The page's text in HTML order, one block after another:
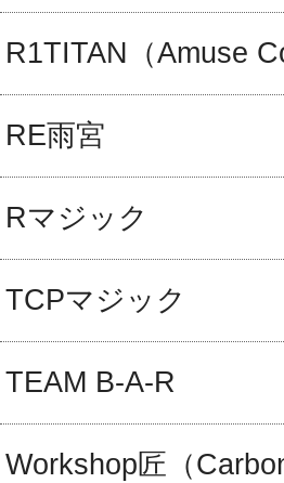
R1TITAN（Amuse
RE雨宮
Rマジック
TCPマジック
TEAM B-A-R
Workshop匠（